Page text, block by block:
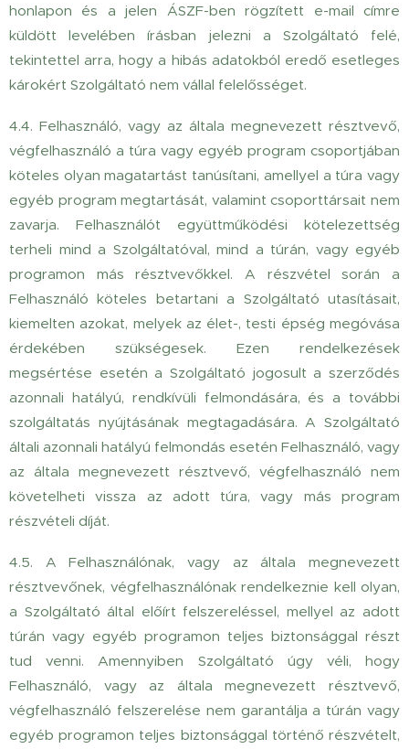
honlapon és a jelen ÁSZF-ben rögzített e-mail címre
küldött levelében írásban jelezni a Szolgáltató felé,
tekintettel arra, hogy a hibás adatokból eredő esetleges
károkért Szolgáltató nem vállal felelősséget.
4.4. Felhasználó, vagy az általa megnevezett résztvevő,
végfelhasználó a túra vagy egyéb program csoportjában
köteles olyan magatartást tanúsítani, amellyel a túra vagy
egyéb program megtartását, valamint csoporttársait nem
zavarja. Felhasználót együttműködési kötelezettség
terheli mind a Szolgáltatóval, mind a túrán, vagy egyéb
programon más résztvevőkkel. A részvétel során a
Felhasználó köteles betartani a Szolgáltató utasításait,
kiemelten azokat, melyek az élet-, testi épség megóvása
érdekében szükségesek. Ezen rendelkezések
megsértése esetén a Szolgáltató jogosult a szerződés
azonnali hatályú, rendkívüli felmondására, és a további
szolgáltatás nyújtásának megtagadására. A Szolgáltató
általi azonnali hatályú felmondás esetén Felhasználó, vagy
az általa megnevezett résztvevő, végfelhasználó nem
követelheti vissza az adott túra, vagy más program
részvételi díját.
4.5. A Felhasználónak, vagy az általa megnevezett
résztvevőnek, végfelhasználónak rendelkeznie kell olyan,
a Szolgáltató által előírt felszereléssel, mellyel az adott
túrán vagy egyéb programon teljes biztonsággal részt
tud venni. Amennyiben Szolgáltató úgy véli, hogy
Felhasználó, vagy az általa megnevezett résztvevő,
végfelhasználó felszerelése nem garantálja a túrán vagy
egyéb programon teljes biztonsággal történő részvételt,